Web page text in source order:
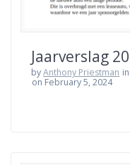
Jaarverslag
byAnthony Priestman in
on February 5, 2024